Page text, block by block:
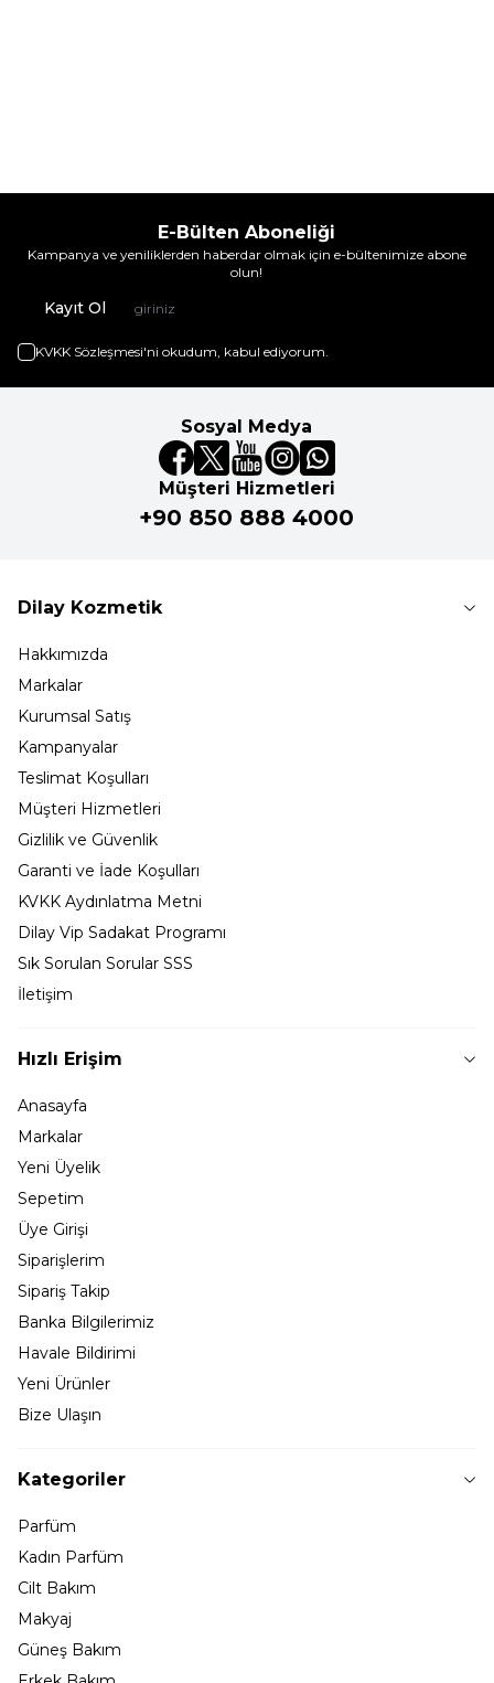
E-Bülten Aboneliği
Kampanya ve yeniliklerden haberdar olmak için e-bültenimize abone
olun!
Kayıt Ol
KVKK Sözleşmesi'ni okudum, kabul ediyorum.
Sosyal Medya
Müşteri Hizmetleri
+90 850 888 4000
Dilay Kozmetik
Hakkımızda
Markalar
Kurumsal Satış
Kampanyalar
Teslimat Koşulları
Müşteri Hizmetleri
Gizlilik ve Güvenlik
Garanti ve İade Koşulları
KVKK Aydınlatma Metni
Dilay Vip Sadakat Programı
Sık Sorulan Sorular SSS
İletişim
Hızlı Erişim
Anasayfa
Markalar
Yeni Üyelik
Sepetim
Üye Girişi
Siparişlerim
Sipariş Takip
Banka Bilgilerimiz
Havale Bildirimi
Yeni Ürünler
Bize Ulaşın
Kategoriler
Parfüm
Kadın Parfüm
Cilt Bakım
Makyaj
Güneş Bakım